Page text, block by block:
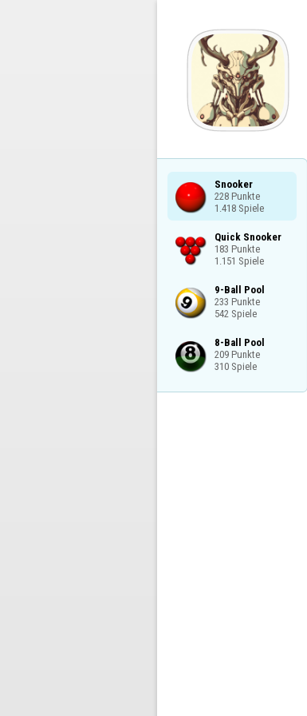
Snooker
228 Punkte
1.418 Spiele
Quick Snooker
183 Punkte
1.151 Spiele
9-Ball Pool
233 Punkte
542 Spiele
8-Ball Pool
209 Punkte
310 Spiele